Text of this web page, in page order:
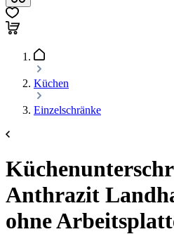
Küchen
Einzelschränke
Anthrazit
ohne